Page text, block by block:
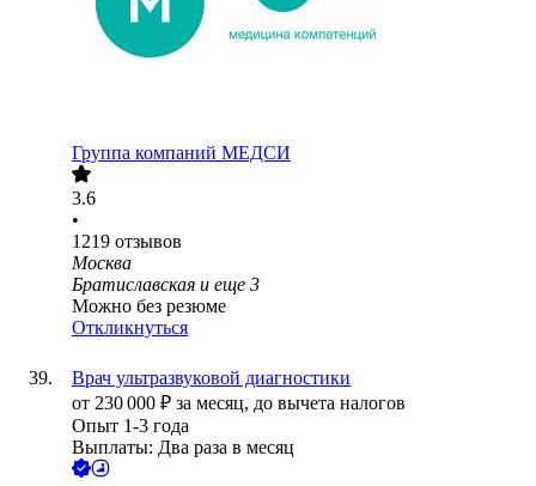
Группа компаний МЕДСИ
3.6
•
1219 отзывов
Москва
Братиславская и еще 3
Можно без резюме
Откликнуться
Врач ультразвуковой диагностики
от 230 000 ₽ за месяц, до вычета налогов
Опыт 1-3 года
Выплаты: Два раза в месяц